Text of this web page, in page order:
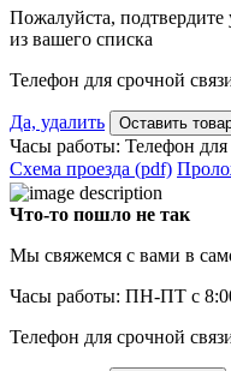
Пожалуйста, подтвердите
из вашего списка
Телефон для срочной
Да, удалить Оставить
Часы работы: Телефон для
Схема проезда (pdf)
Что-то пошло не так
Мы свяжемся с вами в
Часы работы: ПН-ПТ с
Телефон для срочной